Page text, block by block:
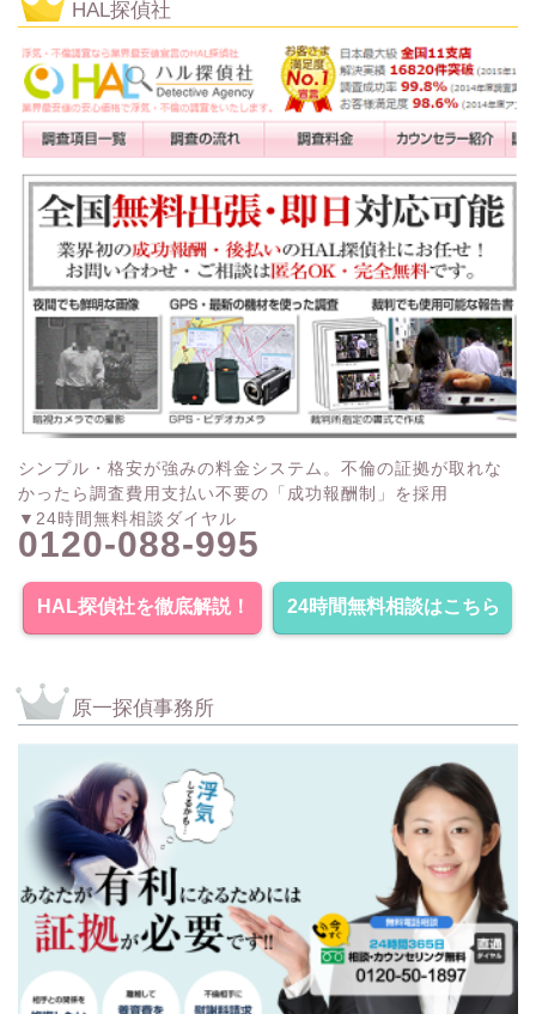
HAL探偵社
シンプル・格安が強みの料金システム。不倫の証拠が取れな
かったら調査費用支払い不要の「成功報酬制」を採用
▼24時間無料相談ダイヤル
0120-088-995
HAL探偵社を徹底解説！ 24時間無料相談はこちら
原一探偵事務所